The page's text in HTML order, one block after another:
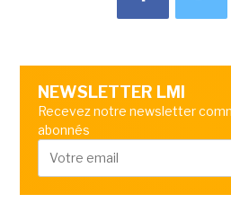
NEWSLETTER LMI
Recevez notre newsletter
abonnés